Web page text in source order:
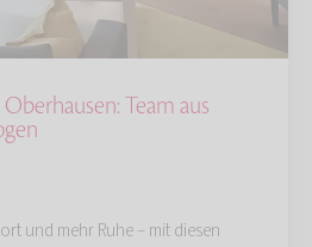
Team aus
und mehr Ruhe – mit diesen